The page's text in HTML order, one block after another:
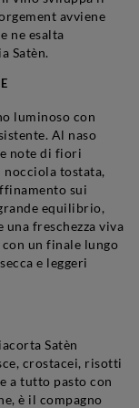
avviene
ne esalta
Satèn.
luminoso con
Al naso
note di fiori
tostata,
sui
equilibrio,
una freschezza viva
un finale lungo
e leggeri
Satèn
crostacei, risotti
a tutto pasto con
è il compagno